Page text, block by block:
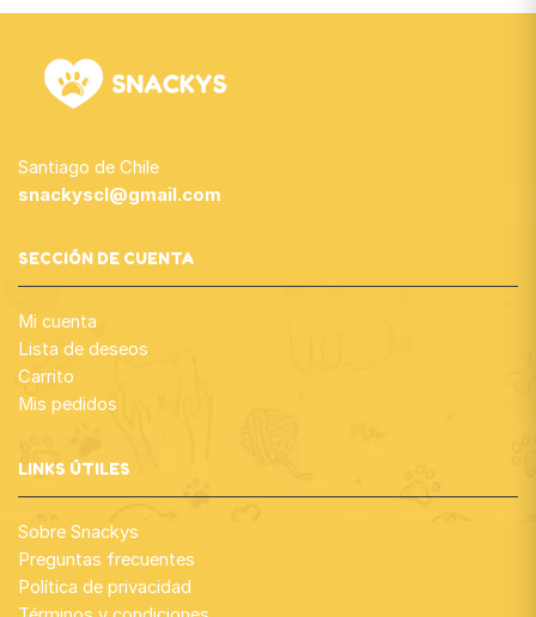
Santiago de Chile
snackyscl@gmail.com
SECCIÓN DE CUENTA
Mi cuenta
Lista de deseos
Carrito
Mis pedidos
LINKS ÚTILES
Sobre Snackys
Preguntas frecuentes
Política de privacidad